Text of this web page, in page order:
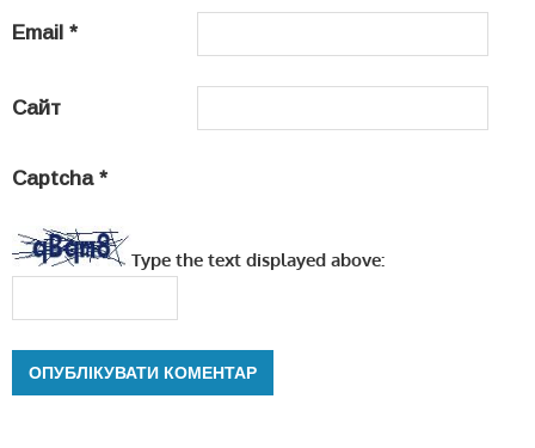
Email *
Сайт
Captcha *
Type the text displayed above: